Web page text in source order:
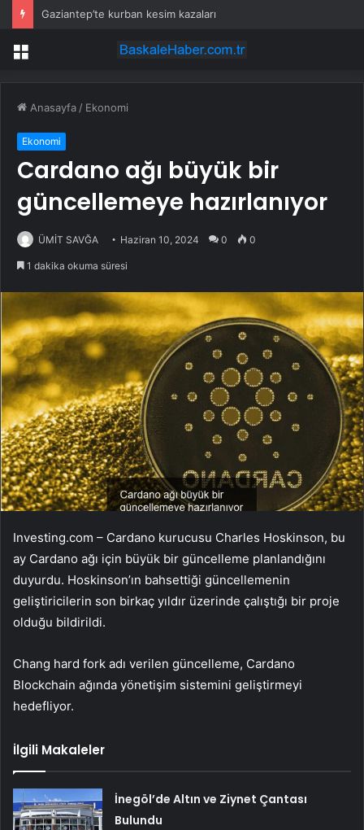
Gaziantep’te kurban kesim kazaları
Menü
Anasayfa / Ekonomi
Ekonomi
Cardano ağı büyük bir
güncellemeye hazırlanıyor
ÜMİT SAVĞA Haziran 10, 2024 0 0
1 dakika okuma süresi
Investing.com – Cardano kurucusu Charles Hoskinson, bu
ay Cardano ağı için büyük bir güncelleme planlandığını
duyurdu. Hoskinson’ın bahsettiği güncellemenin
geliştiricilerin son birkaç yıldır üzerinde çalıştığı bir proje
olduğu bildirildi.
Chang hard fork adı verilen güncelleme, Cardano
Blockchain ağında yönetişim sistemini geliştirmeyi
hedefliyor.
İlgili Makaleler
İnegöl’de Altın ve Ziynet Çantası
Bulundu